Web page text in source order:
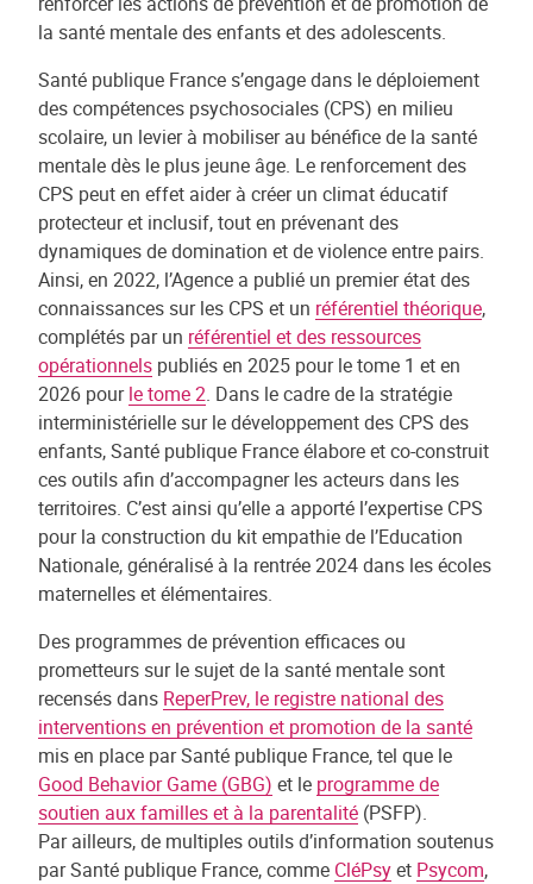
la santé mentale des enfants et des adolescents.
Santé publique France s’engage dans le déploiement
des compétences psychosociales (CPS) en milieu
scolaire, un levier à mobiliser au bénéfice de la santé
mentale dès le plus jeune âge. Le renforcement des
CPS peut en effet aider à créer un climat éducatif
protecteur et inclusif, tout en prévenant des
dynamiques de domination et de violence entre pairs.
Ainsi, en 2022, l’Agence a publié un premier état des
connaissances sur les CPS et un référentiel théorique,
complétés par un référentiel et des ressources
opérationnels publiés en 2025 pour le tome 1 et en
2026 pourle tome 2. Dans le cadre de la stratégie
interministérielle sur le développement des CPS des
enfants, Santé publique France élabore et co-construit
ces outils afin d’accompagner les acteurs dans les
territoires. C’est ainsi qu’elle a apporté l’expertise CPS
pour la construction du kit empathie de l’Education
Nationale, généralisé à la rentrée 2024 dans les écoles
maternelles et élémentaires.
Des programmes de prévention efficaces ou
prometteurs sur le sujet de la santé mentale sont
recensés dans ReperPrev, le registre national des
interventions en prévention et promotion de la santé
mis en place par Santé publique France, tel que le
Good Behavior Game (GBG) et le programme de
soutien aux familles et à la parentalité (PSFP).
Par ailleurs, de multiples outils d’information soutenus
par Santé publique France, comme CléPsyet Psycom,